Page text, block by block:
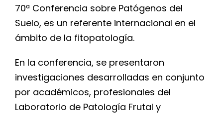
70ª Conferencia sobre Patógenos del
Suelo, es un referente internacional en el
ámbito de la fitopatología.​
En la conferencia, se presentaron
investigaciones desarrolladas en conjunto
por académicos, profesionales del
Laboratorio de Patología Frutal y